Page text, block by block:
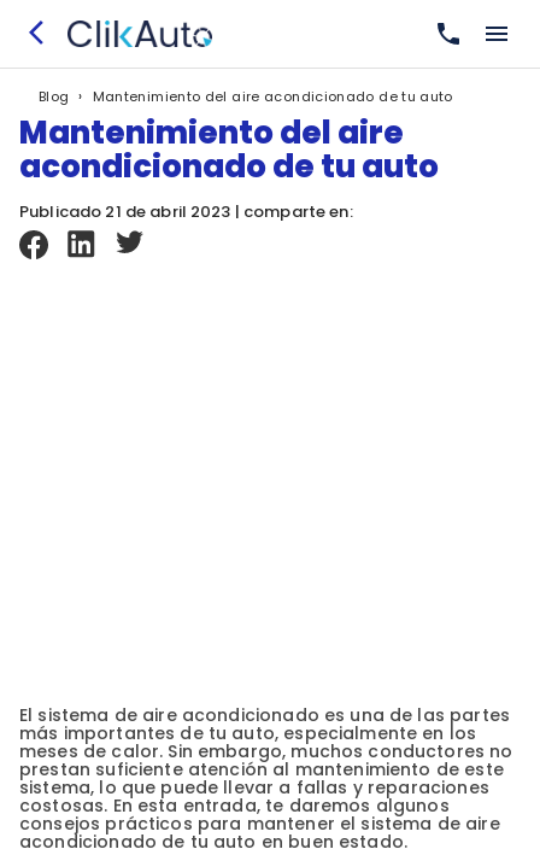
Blog › Mantenimiento del aire acondicionado de tu auto
Mantenimiento del aire
acondicionado de tu auto
Publicado 21 de abril 2023 | comparte en:
El sistema de aire acondicionado es una de las partes
más importantes de tu auto, especialmente en los
meses de calor. Sin embargo, muchos conductores no
prestan suficiente atención al mantenimiento de este
sistema, lo que puede llevar a fallas y reparaciones
costosas. En esta entrada, te daremos algunos
consejos prácticos para mantener el sistema de aire
acondicionado de tu auto en buen estado.